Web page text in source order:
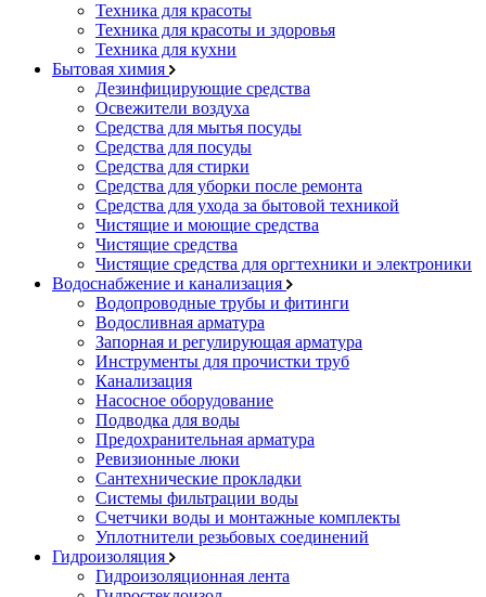
Техника для красоты
Техника для красоты и здоровья
Техника для кухни
Бытовая химия
Дезинфицирующие средства
Освежители воздуха
Средства для мытья посуды
Средства для посуды
Средства для стирки
Средства для уборки после ремонта
Средства для ухода за бытовой техникой
Чистящие и моющие средства
Чистящие средства
Чистящие средства для оргтехники и электроники
Водоснабжение и канализация
Водопроводные трубы и фитинги
Водосливная арматура
Запорная и регулирующая арматура
Инструменты для прочистки труб
Канализация
Насосное оборудование
Подводка для воды
Предохранительная арматура
Ревизионные люки
Сантехнические прокладки
Системы фильтрации воды
Счетчики воды и монтажные комплекты
Уплотнители резьбовых соединений
Гидроизоляция
Гидроизоляционная лента